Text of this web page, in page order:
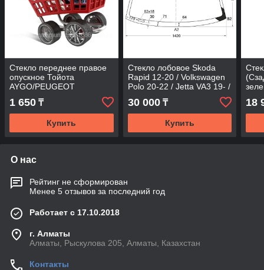
Стекло переднее правое
опускное Тойота
AYGO/PEUGEOT
107/CITROEN C1 05- 3D
8363RGSH3FD FD/RH
1 650 ₸
Купить
Стекло лобовое Skoda
Rapid 12-20 / Volkswagen
Polo 20-22 / Jetta VA3 19- /
SEAT Toledo 12-19
30 000₸
Купить
18
О нас
Рейтинг не сформирован
Менее 5 отзывов за последний год
Работает с 17.10.2018
г. Алматы
Алматы, Рыскулова 205, Алматы, Казахстан
Контакты